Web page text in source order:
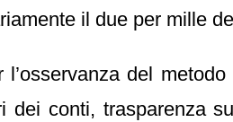
il due per mille
del
conti, trasparenza